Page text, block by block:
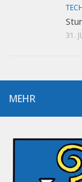
31.
MEHR